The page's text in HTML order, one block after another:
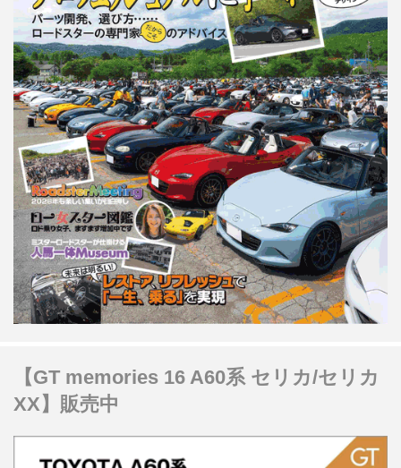
【GT memories 16 A60系 セリカ/セリカ
XX】販売中